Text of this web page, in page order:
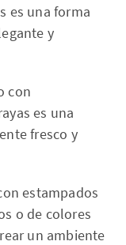
es una forma
y
con
es una
fresco y
estampados
o de colores
un ambiente